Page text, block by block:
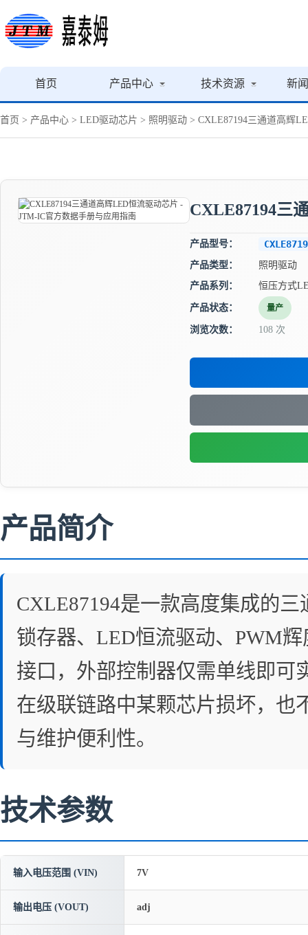
首页 产品中心 技术资源 新
首页 > 产品中心 > LED驱动芯片 > 照明驱动 > CXLE87194三通道高辉
CXLE87194三
产品型号：
产品类型：
照明驱动
产品系列：
恒压方式
产品状态： 量产
浏览次数： 108 次
产品简介
CXLE87194是一款高度集成的
锁存器、LED恒流驱动、PWM
接口，外部控制器仅需单线即可
在级联链路中某颗芯片损坏，也
与维护便利性。
技术参数
输入电压范围 (VIN) 7V
输出电压 (VOUT) adj